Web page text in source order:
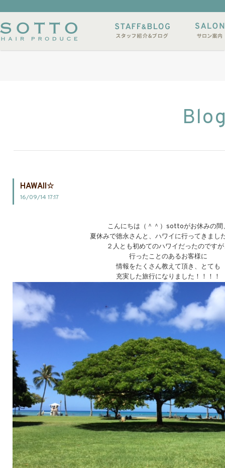
ルサンプル 店休日
HAWAII☆
16/09/14 17:17
こんにちは（＾＾）sottoがお休みの間
夏休みで徳永さんと、ハワイに行ってきまし
２人とも初めてのハワイだったのです
行ったことのあるお客様に
情報をたくさん教えて頂き、とても
充実した旅行になりました！！！！